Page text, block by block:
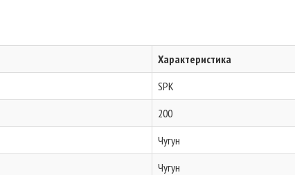
Характеристика
SPK
200
Чугун
Чугун